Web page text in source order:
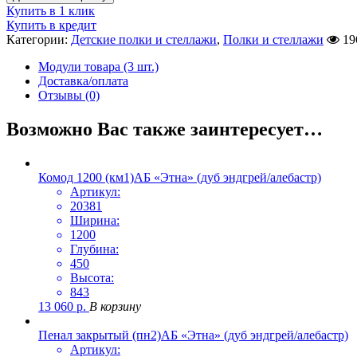
Купить в 1 клик
Купить в кредит
Категории: Детские полки и стеллажи, Полки и стеллажи
Модули товара (3 шт.)
Доставка/оплата
Отзывы (0)
Возможно Вас также заинтересует…
Комод 1200 (км1)АБ «Этна» (дуб эндгрей/алебастр)
Артикул:
20381
Ширина:
1200
Глубина:
450
Высота:
843
13 060 р. В корзину
Пенал закрытый (пн2)АБ «Этна» (дуб эндгрей/алебастр)
Артикул: